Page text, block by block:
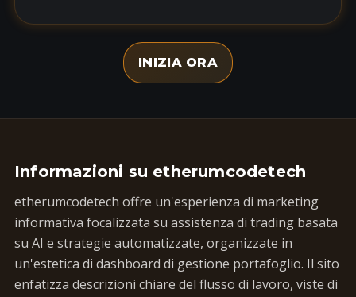
INIZIA ORA
Informazioni su etherumcodetech
etherumcodetech offre un'esperienza di marketing
informativa focalizzata su assistenza di trading basata
su AI e strategie automatizzate, organizzate in
un'estetica di dashboard di gestione portafoglio. Il sito
enfatizza descrizioni chiare del flusso di lavoro, viste di